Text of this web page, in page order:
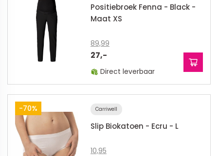
Positiebroek Fenna - Black -
Maat XS
89,99
27,-
Direct leverbaar
-70% Carriwell
Slip Biokatoen - Ecru - L
10,95